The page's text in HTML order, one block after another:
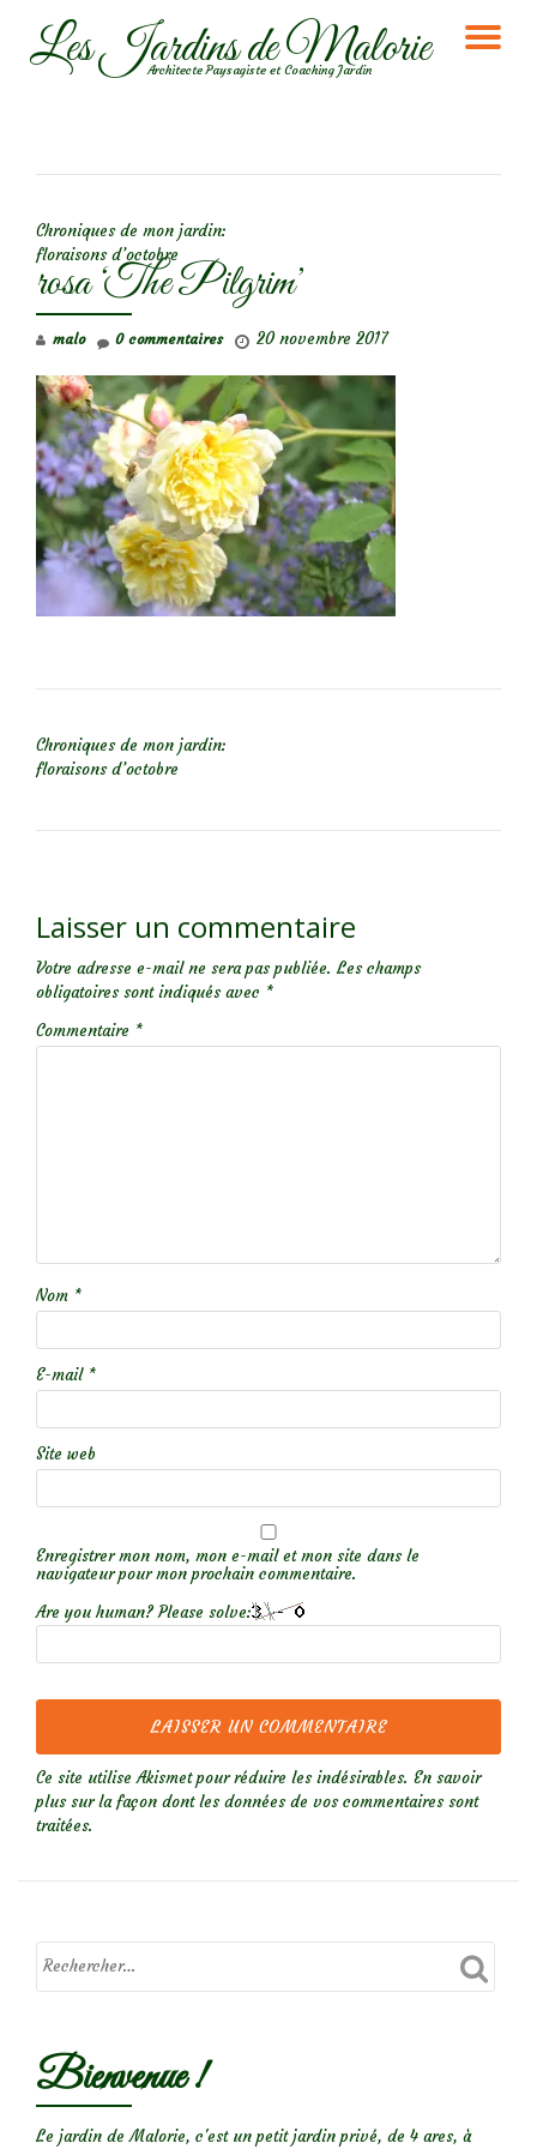
AllerLes Jardins de Malorie
Architecte Paysagiste et Coaching Jardin
Chroniques de mon jardin:
floraisons d’octobre
rosa ‘The Pilgrim’
malo 20 novembre 2017
0 commentaires
Chroniques de mon jardin:
floraisons d’octobre
Laisser un commentaire
Votre adresse e-mail ne sera pas publiée. Les champs
obligatoires sont indiqués avec *
Commentaire *
Nom *
E-mail *
Site web
Enregistrer mon nom, mon e-mail et mon site dans le
navigateur pour mon prochain commentaire.
Are you human? Please solve:
Ce site utilise Akismet pour réduire les indésirables. En savoir
plus sur la façon dont les données de vos commentaires sont
traitées.
Bienvenue !
Le jardin de Malorie, c'est un petit jardin privé, de 4 ares, à